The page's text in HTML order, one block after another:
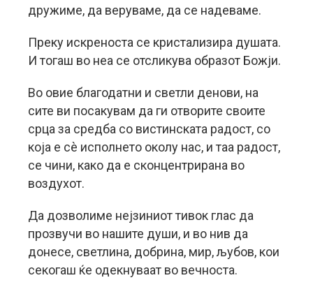
дружиме, да веруваме, да се надеваме.
Преку искреноста се кристализира душата.
И тогаш во неа се отсликува образот Божји.
Во овие благодатни и светли денови, на
сите ви посакувам да ги отворите своите
срца за средба со вистинската радост, со
која е сè исполнето околу нас, и таа радост,
се чини, како да е сконцентрирана во
воздухот.
Да дозволиме нејзиниот тивок глас да
прозвучи во нашите души, и во нив да
донесе, светлина, добрина, мир, љубов, кои
секогаш ќе одекнуваат во вечноста.